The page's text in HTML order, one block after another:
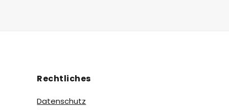
Rechtliches
Datenschutz